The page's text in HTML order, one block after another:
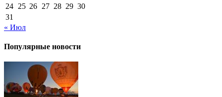
24 25 26 27 28 29 30
31
« Июл
Популярные новости